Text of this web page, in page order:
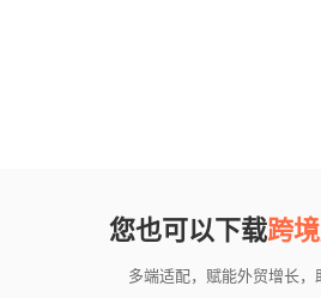
您也可以下载跨
多端适配，赋能外贸增长，